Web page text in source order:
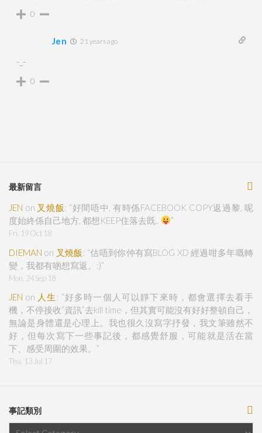
0
Jen 21 years ago
-_-
0
最新留言
JEN on 叉燒飯: “好間唔中, 有時係FACEBOOK COPY返過黎, 呢
度始終係自己地方, 都想KEEP住落去既..
”
Fri, 19 Oct 18
DIEMAN on 叉燒飯 : “估唔到你仲有寫BLOG XD 經過咁多年嘅轉
變，我都有啲想寫返。:)”
Mon, 24 Sep 18
JEN on 人生 : “好多時一個人可以靜下來時，都會選擇去看手
機，不停接收”資訊”去kill time，但其實可能沒有好好整頓自己，
無論是身體還是心理上。我也很久沒寫字抒發，我文筆雖然不
好，但每次寫下一些事記後，都感覺舒服，可能就是活在當
下、感受周圍的效果。 ”
Thu, 13 Jul 17
事記類別